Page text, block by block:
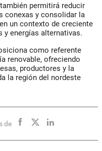
permitirá reducir
conexas y consolidar la
un contexto de creciente
y energías alternativas.
como referente
renovable, ofreciendo
productores y la
la región del nordeste
de